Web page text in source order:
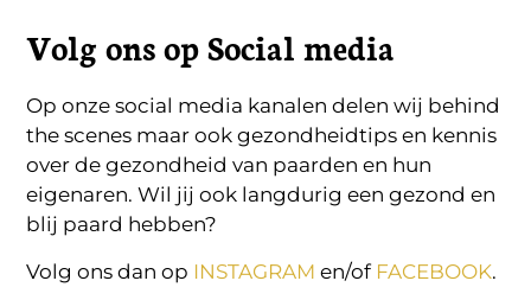
Volg ons op Social media
Op onze social media kanalen delen wij behind
the scenes maar ook gezondheidtips en kennis
over de gezondheid van paarden en hun
eigenaren. Wil jij ook langdurig een gezond en
blij paard hebben?
Volg ons dan op INSTAGRAM en/of FACEBOOK.